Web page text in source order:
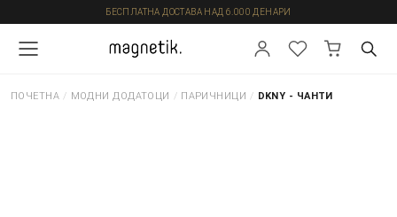
БЕСПЛАТНА ДОСТАВА НАД 6.000 ДЕНАРИ
ПОЧЕТНА / МОДНИ ДОДАТОЦИ / ПАРИЧНИЦИ / DKNY - ЧАНТИ